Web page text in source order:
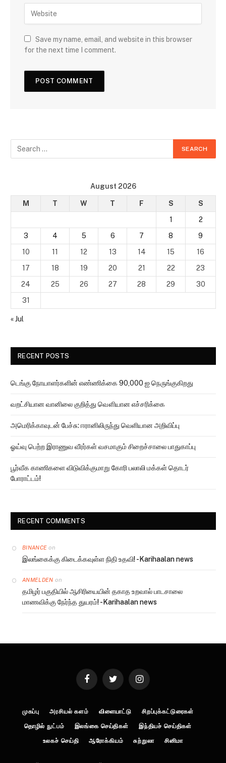
Save my name, email, and website in this browser
for the next time I comment.
August 2026
M T W T F S
S
1
2
3
4 5 6 7 8
9
10
11 12 13 14 15
16
17
18 19 20 21 22
23
24
25 26 27 28 29
30
31
« Jul
RECENT POSTS
டெங்கு நோயாளர்களின் எண்ணிக்கை 90,000 ஐ நெருங்குகிறது
வறட்சியான வானிலை குறித்து வௌியான எச்சரிக்கை
அமெரிக்காவுடன் பேச்சு: ஈரானிலிருந்து வெளியான அறிவிப்பு
ஓய்வு பெற்ற இராணுவ வீரர்கள் வசமாகும் சிறைச்சாலை பாதுகாப்பு
பூர்வீக காணிகளை விடுவிக்குமாறு கோரி பலாலி மக்கள் தொடர்
போராட்டம்!
RECENT COMMENTS
BINANCE on
இலங்கைக்கு கிடைக்கவுள்ள நிதி உதவி! -Karihaalan news
ANMELDEN on
தமிழர் பகுதியில் ஆசிரியையின் தகாத உறவால் பாடசாலை
மாணவிக்கு நேர்ந்த துயரம்! -Karihaalan news
FacebookTwitter Instagram
முகப்பு அரசியல் களம் விளையாட்டு சிறப்புக்கட்டுரைகள்
தொழில் நுட்பம் இலங்கை செய்திகள் இந்தியச் செய்திகள்
உலகச் செய்தி ஆரோக்கியம் சுற்றுலா சினிமா